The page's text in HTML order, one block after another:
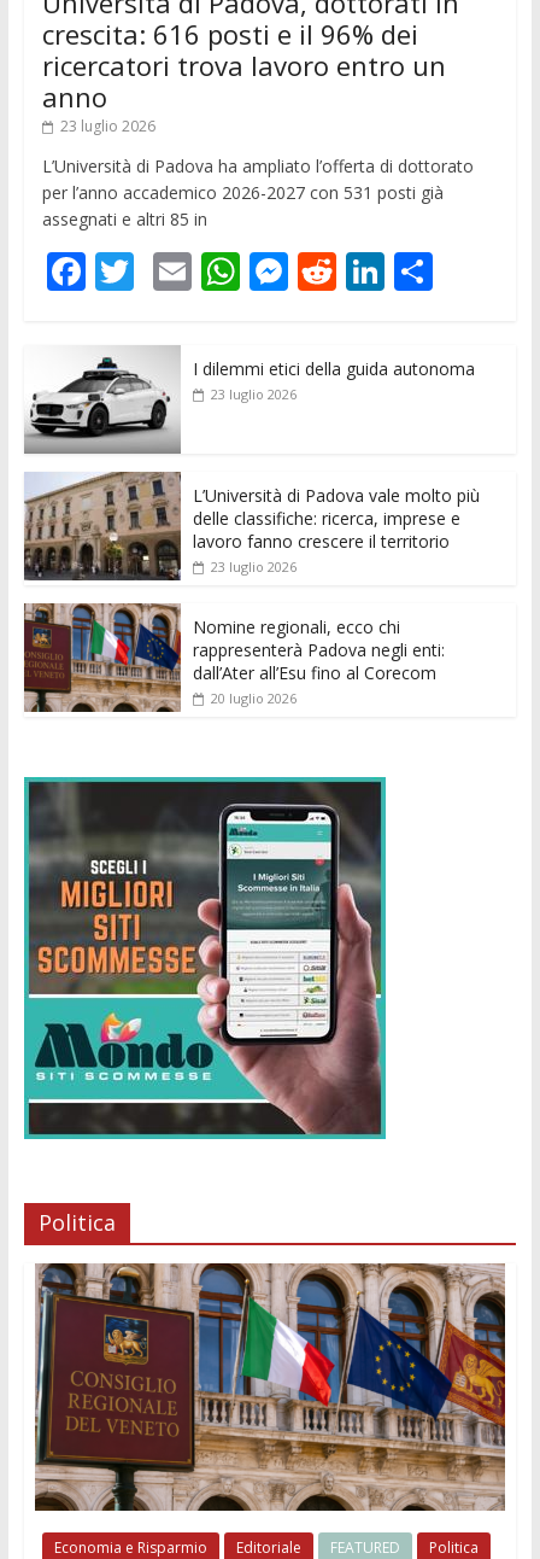
crescita: 616 posti e il 96% dei
ricercatori trova lavoro entro un
anno
23 luglio 2026
L’Università di Padova ha ampliato l’offerta di dottorato
per l’anno accademico 2026-2027 con 531 posti già
assegnati e altri 85 in
F
e
b
o
o
k
T
itt
er
E
ai
l
W
s
p
M
ss
e
er
R
di
Li
e
C
di
I dilemmi etici della guida autonoma
23 luglio 2026
L’Università di Padova vale molto più
delle classifiche: ricerca, imprese e
lavoro fanno crescere il territorio
23 luglio 2026
Nomine regionali, ecco chi
rappresenterà Padova negli enti:
dall’Ater all’Esu fino al Corecom
20 luglio 2026
Politica
Economia e Risparmio Editoriale FEATURED Politica